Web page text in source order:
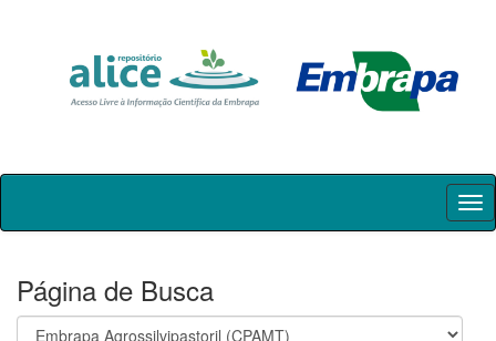
Skip
Página de Busca